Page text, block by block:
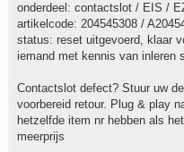
onderdeel: contactslot / EIS /
artikelcode: 204545308 /
status: reset uitgevoerd, klaar
iemand met kennis van inleren
Contactslot defect? Stuur uw
voorbereid retour. Plug & play
hetzelfde item nr hebben als
meerprijs